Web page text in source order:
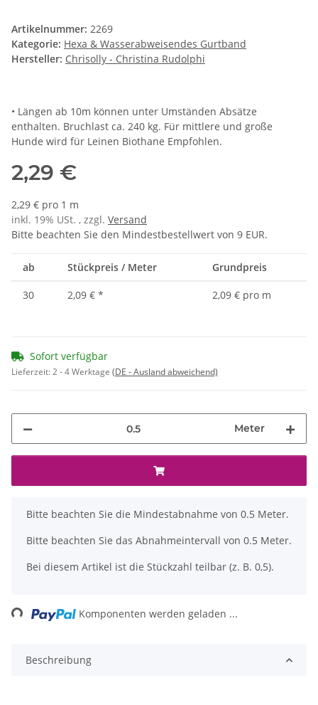
Artikelnummer: 2269
Kategorie: Hexa & Wasserabweisendes Gurtband
Hersteller: Chrisolly - Christina Rudolphi
• Längen ab 10m können unter Umständen Absätze
enthalten. Bruchlast ca. 240 kg. Für mittlere und große
Hunde wird für Leinen Biothane Empfohlen.
2,29 €
2,29 € pro 1 m
inkl. 19% USt. , zzgl. Versand
Bitte beachten Sie den Mindestbestellwert von 9 EUR.
ab Stückpreis / Meter Grundpreis
30 2,09 € * 2,09 € pro m
Sofort verfügbar
Lieferzeit:2 - 4 Werktage (DE - Ausland abweichend)
Meter
x
Bitte beachten Sie die Mindestabnahme von 0.5 Meter.
Bitte beachten Sie das Abnahmeintervall von 0.5 Meter.
Bei diesem Artikel ist die Stückzahl teilbar (z. B. 0,5).
Loading... Komponenten werden geladen ...
Beschreibung